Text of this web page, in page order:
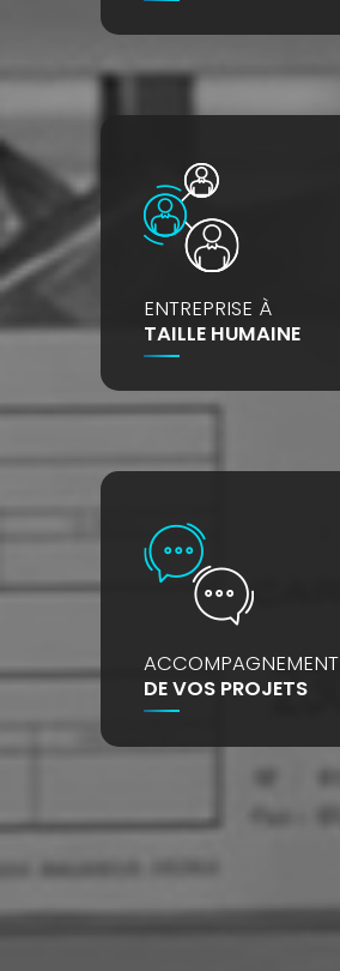
ENTREPRISE À
TAILLE HUMAINE
ACCOMPAGNEMENT
DE VOS PROJETS